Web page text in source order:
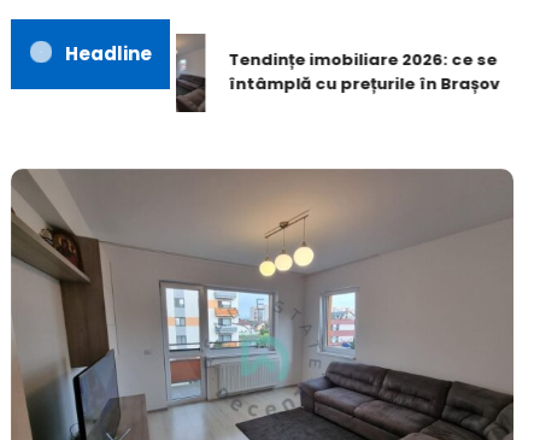
Headline
Tendințe imobiliare 2026: ce se
întâmplă cu prețurile în Brașov